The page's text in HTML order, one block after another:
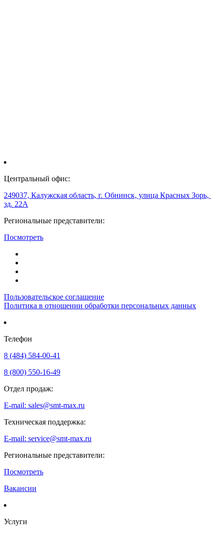
Центральный офис:
249037, Калужская область, г. Обнинск, улица Красных Зорь,
зд. 22А
Региональные представители:
Посмотреть
Пользовательское соглашение
Политика в отношении обработки персональных данных
Телефон
8 (484) 584-00-41
8 (800) 550-16-49
Отдел продаж:
E-mail: sales@smt-max.ru
Техническая поддержка:
E-mail: service@smt-max.ru
Региональные представители:
Посмотреть
Вакансии
Услуги